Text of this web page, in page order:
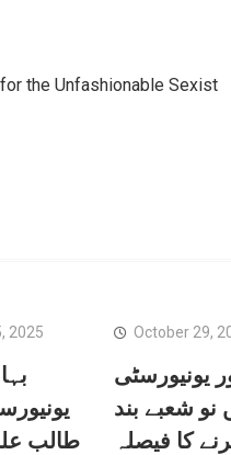
the Unfashionable Sexist
2025
طالب
October 29,
یونیورسٹی
نو شعبے بند
کا فیصلہ